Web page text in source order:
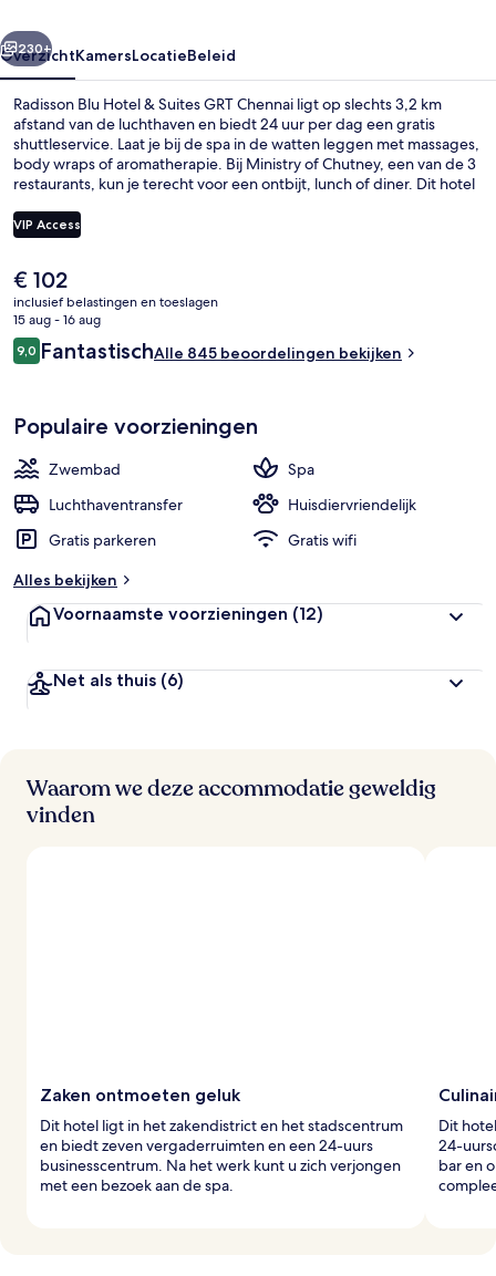
Chennai
Volgende
230+
OverzichtKamersLocatieBeleid
Radisson Blu Hotel & Suites GRT Chennai ligt op slechts 3,2 km
afstand van de luchthaven en biedt 24 uur per dag een gratis
shuttleservice. Laat je bij de spa in de watten leggen met massages,
body wraps of aromatherapie. Bij Ministry of Chutney, een van de 3
restaurants, kun je terecht voor een ontbijt, lunch of diner. Dit hotel
bar aan het zwembad en een 24-uurs fitnesscentrum. Andere
reizigers waarderen het behulpzame personeel.
VIP Access
De
huidige
prijs
is
€ 102
€ 102
inclusief belastingen en toeslagen
15 aug - 16 aug
Beoordelingen
9,09,0 op 10 –
FantastischAlle 845 beoordelingen bekijken
Populaire voorzieningen
Zwembad
Spa
Luchthaventransfer
Huisdiervriendelijk
Gratis parkeren
Gratis wifi
Alles bekijken
Voornaamste voorzieningen (12)
Net als thuis (6)
Waarom we deze accommodatie geweldig
vinden
Zaken ontmoeten geluk
Dit hotel ligt in het zakendistrict en het stadscentrum
en biedt zeven vergaderruimten en een 24-uurs
businesscentrum. Na het werk kunt u zich verjongen
met een bezoek aan de spa.
Dit
24-
bar en